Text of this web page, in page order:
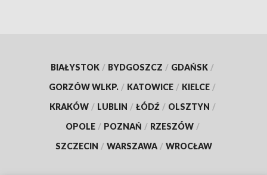
BIAŁYSTOK / BYDGOSZCZ / GDAŃSK /
GORZÓW WLKP. / KATOWICE / KIELCE /
KRAKÓW / LUBLIN / ŁÓDŹ / OLSZTYN /
OPOLE / POZNAŃ / RZESZÓW /
SZCZECIN / WARSZAWA / WROCŁAW